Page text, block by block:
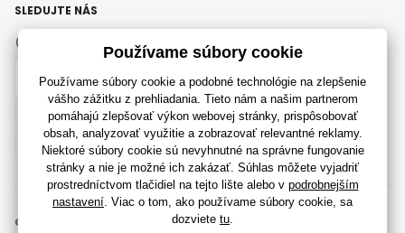
Slovensky
SLEDUJTE NÁS
Instagram
© 2018 - 2026 RajHraciek.sk, Všetky práva vyhradené